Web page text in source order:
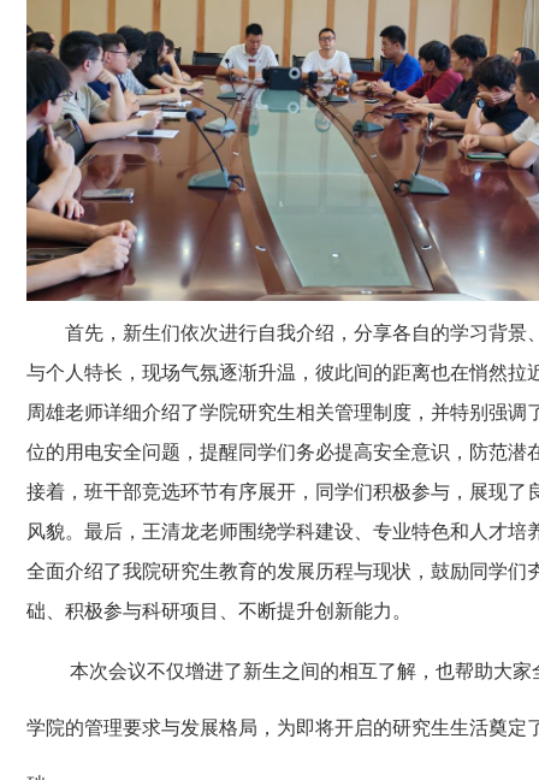
首先，新生们依次进行自我介绍，分享各自的学习背景
与个人特长，现场气氛逐渐升温，彼此间的距离也在悄然拉
周雄老师详细介绍了学院研究生相关管理制度，并特别强调
位的用电安全问题，提醒同学们务必提高安全意识，防范潜
接着，班干部竞选环节有序展开，同学们积极参与，展现了
风貌。最后，王清龙老师围绕学科建设、专业特色和人才培
全面介绍了我院研究生教育的发展历程与现状，鼓励同学们
础、积极参与科研项目、不断提升创新能力。
本次会议不仅增进了新生之间的相互了解，也帮助大家
学院的管理要求与发展格局，为即将开启的研究生生活奠定